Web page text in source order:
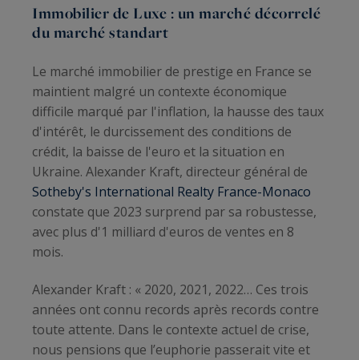
Immobilier de Luxe : un marché décorrelé
du marché standart
Le marché immobilier de prestige en France se
maintient malgré un contexte économique
difficile marqué par l'inflation, la hausse des taux
d'intérêt, le durcissement des conditions de
crédit, la baisse de l'euro et la situation en
Ukraine. Alexander Kraft, directeur général de
Sotheby's International Realty France-Monaco
constate que 2023 surprend par sa robustesse,
avec plus d'1 milliard d'euros de ventes en 8
mois.
Alexander Kraft : « 2020, 2021, 2022… Ces trois
années ont connu records après records contre
toute attente. Dans le contexte actuel de crise,
nous pensions que l’euphorie passerait vite et